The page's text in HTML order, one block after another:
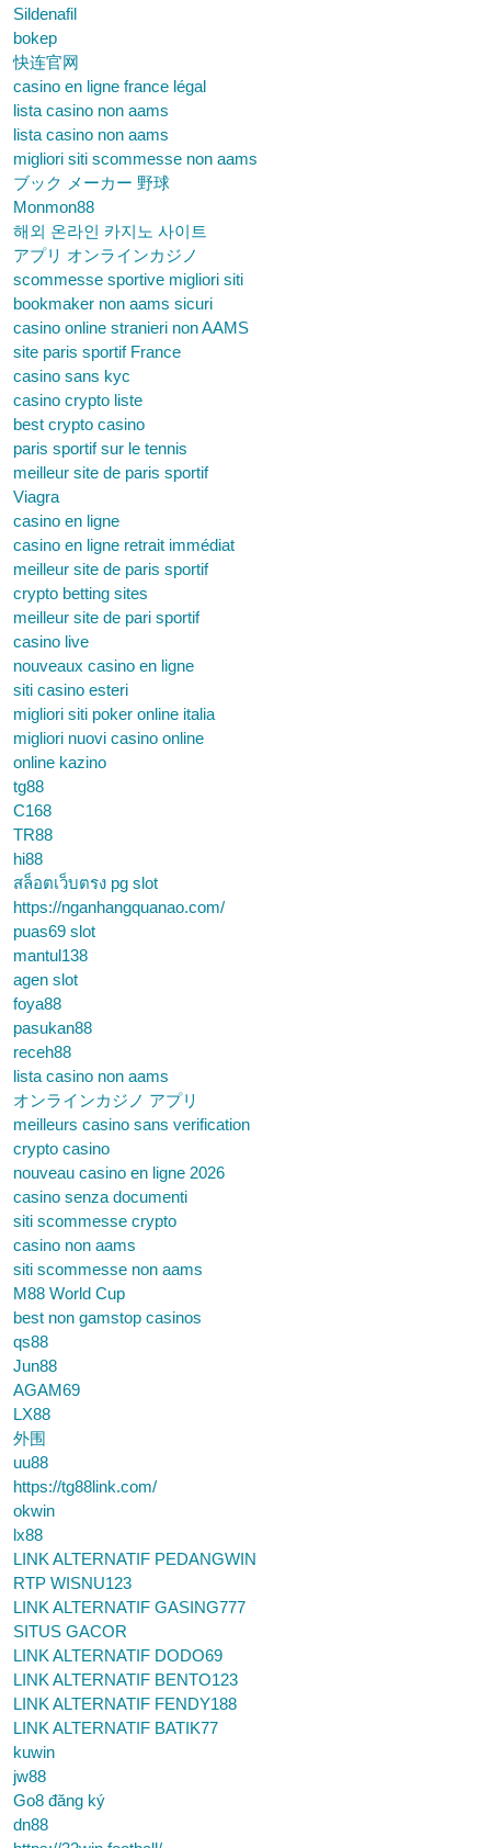
Sildenafil
bokep
快连官网
casino en ligne france légal
lista casino non aams
lista casino non aams
migliori siti scommesse non aams
ブック メーカー 野球
Monmon88
해외 온라인 카지노 사이트
アプリ オンラインカジノ
scommesse sportive migliori siti
bookmaker non aams sicuri
casino online stranieri non AAMS
site paris sportif France
casino sans kyc
casino crypto liste
best crypto casino
paris sportif sur le tennis
meilleur site de paris sportif
Viagra
casino en ligne
casino en ligne retrait immédiat
meilleur site de paris sportif
crypto betting sites
meilleur site de pari sportif
casino live
nouveaux casino en ligne
siti casino esteri
migliori siti poker online italia
migliori nuovi casino online
online kazino
tg88
C168
TR88
hi88
สล็อตเว็บตรง pg slot
https://nganhangquanao.com/
puas69 slot
mantul138
agen slot
foya88
pasukan88
receh88
lista casino non aams
オンラインカジノ アプリ
meilleurs casino sans verification
crypto casino
nouveau casino en ligne 2026
casino senza documenti
siti scommesse crypto
casino non aams
siti scommesse non aams
M88 World Cup
best non gamstop casinos
qs88
Jun88
AGAM69
LX88
外围
uu88
https://tg88link.com/
okwin
lx88
LINK ALTERNATIF PEDANGWIN
RTP WISNU123
LINK ALTERNATIF GASING777
SITUS GACOR
LINK ALTERNATIF DODO69
LINK ALTERNATIF BENTO123
LINK ALTERNATIF FENDY188
LINK ALTERNATIF BATIK77
kuwin
jw88
Go8 đăng ký
dn88